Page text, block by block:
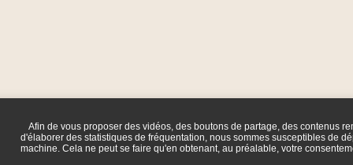
Afin de vous proposer des vidéos, des boutons de partage, des contenus
d'élaborer des statistiques de fréquentation, nous sommes susceptibles de
machine. Cela ne peut se faire qu'en obtenant, au préalable, votre